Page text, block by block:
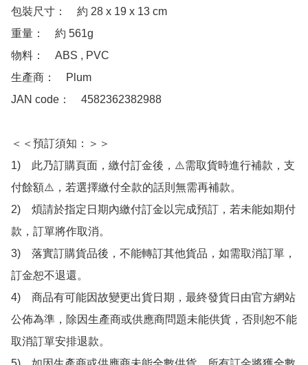
包裝尺寸：　約 28 x 19 x 13 cm
重量：　約 561g
物料：　ABS , PVC
生產商：　Plum
JAN code：　4582362382988
＜＜預訂須知：＞＞
1)　此乃訂購頁面，繳付訂金後，⚠️需取貨時進行補款，支
付餘額⚠️，若選擇繳付全款的話則無需再補款。
2)　煩請於指定日期內繳付訂金以完成預訂，若未能如期付
款，訂單將作取消。
3)　落實訂購貨品後，不能轉訂其他貨品，如需取消訂單，
訂金恕不退還。
4)　商品有可能因故變更出貨日期，最終發貨日由官方網站
公佈為準，除因生產商或供應商問題未能供貨，否則恕不能
取消訂單安排退款。